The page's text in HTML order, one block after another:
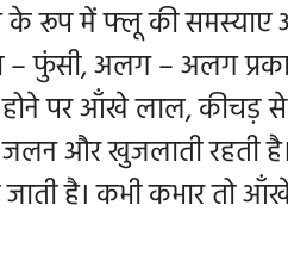
के रूप में फ्लू की
– फुंसी, अलग – अलग
पर आँखे लाल, कीचड़ से
जलन और खुजलाती
है। कभी कभार तो